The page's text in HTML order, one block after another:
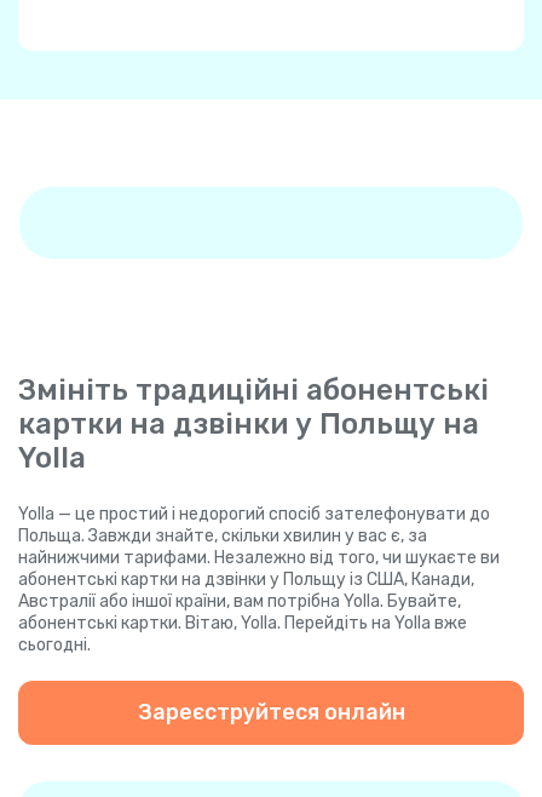
Змініть традиційні абонентські
картки на дзвінки у Польщу на
Yolla
Yolla — це простий і недорогий спосіб зателефонувати до
Польща. Завжди знайте, скільки хвилин у вас є, за
найнижчими тарифами. Незалежно від того, чи шукаєте ви
абонентські картки на дзвінки у Польщу із США, Канади,
Австралії або іншої країни, вам потрібна Yolla. Бувайте,
абонентські картки. Вітаю, Yolla. Перейдіть на Yolla вже
сьогодні.
Зареєструйтеся онлайн